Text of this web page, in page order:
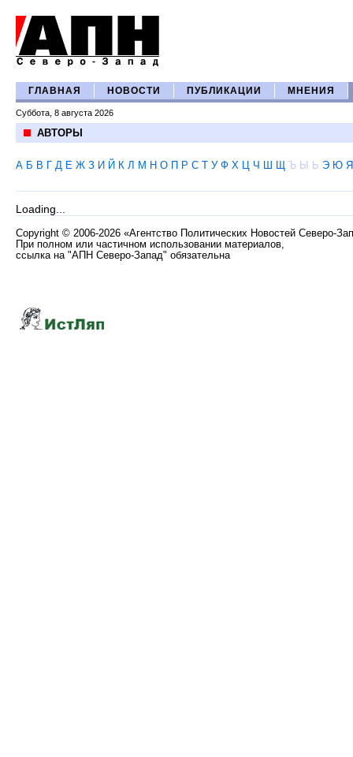
ГЛАВНАЯ НОВОСТИ ПУБЛИКАЦИИ МНЕНИЯ
Суббота, 8 августа 2026
АВТОРЫ
А Б В Г Д Е Ж З И Й К Л М Н О П Р С Т У Ф Х Ц Ч Ш Щ Ъ Ы Ь Э Ю Я
Loading...
Copyright © 2006-2026 «Агентство Политических Новостей Северо-
При полном или частичном использовании материалов,
ссылка на "АПН Северо-Запад" обязательна